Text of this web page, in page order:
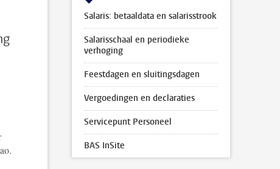
Salaris: betaaldata en salarisstrook
Salarisschaal en periodieke
verhoging
Feestdagen en sluitingsdagen
Vergoedingen en declaraties
Servicepunt Personeel
BAS InSite